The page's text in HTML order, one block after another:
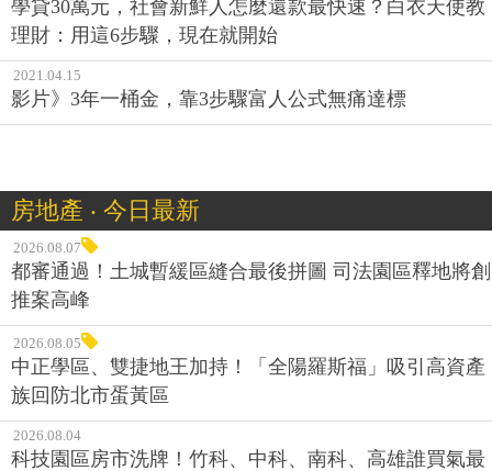
學貸30萬元，社會新鮮人怎麼還款最快速？白衣天使教
理財：用這6步驟，現在就開始
2021.04.15
影片》3年一桶金，靠3步驟富人公式無痛達標
房地產 ‧ 今日最新
2026.08.07
都審通過！土城暫緩區縫合最後拼圖 司法園區釋地將創
推案高峰
2026.08.05
中正學區、雙捷地王加持！「全陽羅斯福」吸引高資產
族回防北市蛋黃區
2026.08.04
科技園區房市洗牌！竹科、中科、南科、高雄誰買氣最